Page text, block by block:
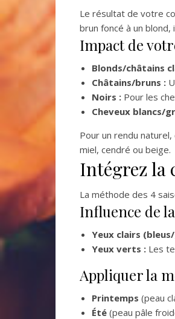
Le résultat de votre
brun foncé à un
Impact de
Blonds/châtains
Châtains/bruns :
Noirs : Pour les
Cheveux blancs/
Pour un rendu
miel, cendré ou beige.
Intégrez la
La méthode des 4
Influence de
Yeux clairs
Yeux verts : Les
Appliquer la
Printemps (peau
Été (peau pâle